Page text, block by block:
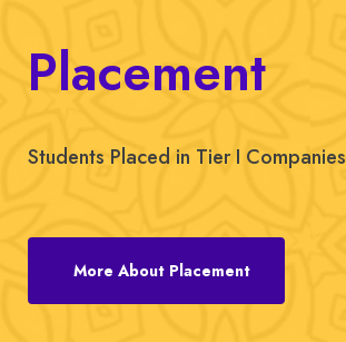
Placement
Students Placed in Tier I Companies
More About Placement